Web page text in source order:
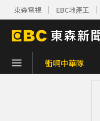
東森電視 EBC地產王
衝啊中華隊